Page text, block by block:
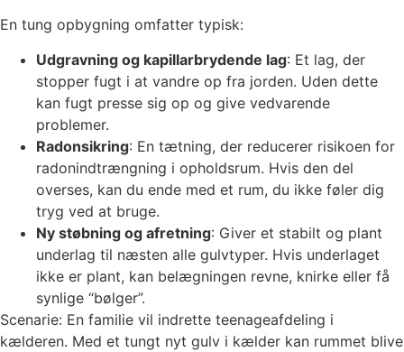
En tung opbygning omfatter typisk:
Udgravning og kapillarbrydende lag: Et lag, der
stopper fugt i at vandre op fra jorden. Uden dette
kan fugt presse sig op og give vedvarende
problemer.
Radonsikring: En tætning, der reducerer risikoen for
radonindtrængning i opholdsrum. Hvis den del
overses, kan du ende med et rum, du ikke føler dig
tryg ved at bruge.
Ny støbning og afretning: Giver et stabilt og plant
underlag til næsten alle gulvtyper. Hvis underlaget
ikke er plant, kan belægningen revne, knirke eller få
synlige “bølger”.
Scenarie: En familie vil indrette teenageafdeling i
kælderen. Med et tungt nyt gulv i kælder kan rummet blive